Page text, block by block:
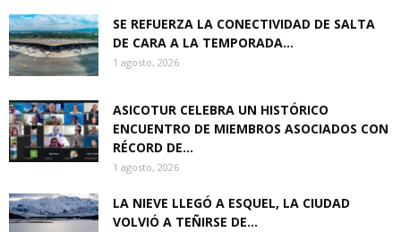
SE REFUERZA LA CONECTIVIDAD DE SALTA
DE CARA A LA TEMPORADA...
1 agosto, 2026
ASICOTUR CELEBRA UN HISTÓRICO
ENCUENTRO DE MIEMBROS ASOCIADOS CON
RÉCORD DE...
1 agosto, 2026
LA NIEVE LLEGÓ A ESQUEL, LA CIUDAD
VOLVIÓ A TEÑIRSE DE...